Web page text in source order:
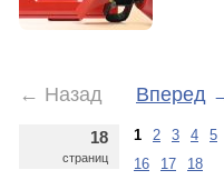
← Назад Вперед
18
страниц
1 2 3 4 5
16
17 18